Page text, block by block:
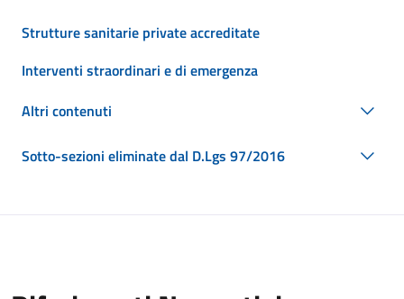
Strutture sanitarie private accreditate
Interventi straordinari e di emergenza
Altri contenuti
Sotto-sezioni eliminate dal D.Lgs 97/2016